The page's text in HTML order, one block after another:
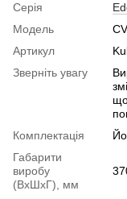
Серія
Модель
Артикул
Зверніть увагу
Комплектація
Габарити
виробу
(ВхШхГ), мм